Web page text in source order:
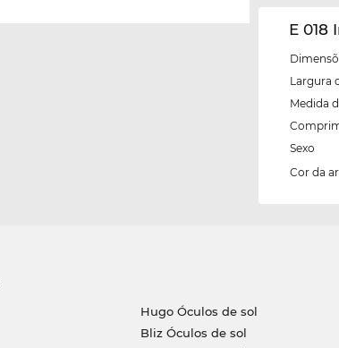
E 018
Largura
Medida
Sexo
Cor da
Hugo Óculos de sol
Bliz Óculos de sol